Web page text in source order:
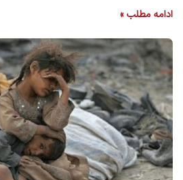
ادامه مطلب »